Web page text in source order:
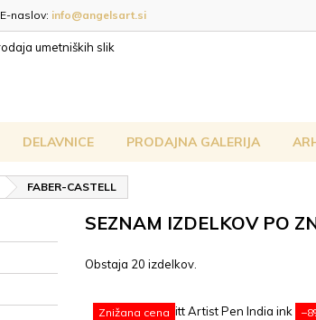
E-naslov: info@angelsart.si
DELAVNICE PRODAJNA GALERIJA
FABER-CASTELL
SEZNAM IZDELKOV PO
Obstaja 20 izdelkov.
Znižana cena